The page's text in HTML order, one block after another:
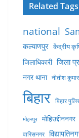
Related Tags
national
कल्याणपुर केंद्रीय
जिलाधिकारी जिला
नगर थाना नीतीश कुमार
बिहार बिहार
मोहनपुर मोहिउद्दीननगर
वारिसनगर